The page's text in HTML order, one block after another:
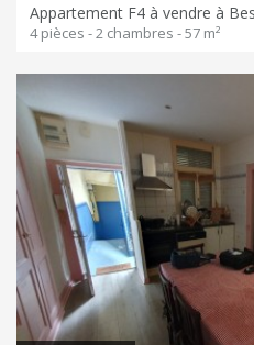
Appartement F4 à vendre à
4 pièces - 2 chambres - 57 m²